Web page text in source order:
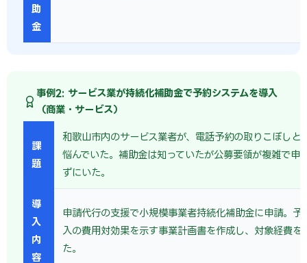
助
金
事例2: サービス業が持続化補助金で予約システムを導入
（商業・サービス）
課
題
和歌山市内のサービス業者が、電話予約の取りこぼしと
悩んでいた。補助金は知っていたが公募要領が複雑で申
ずにいた。
導
入
内
容
申請代行の支援で小規模事業者持続化補助金に申請。予
入の費用対効果を示す事業計画書を作成し、対象経費を
た。